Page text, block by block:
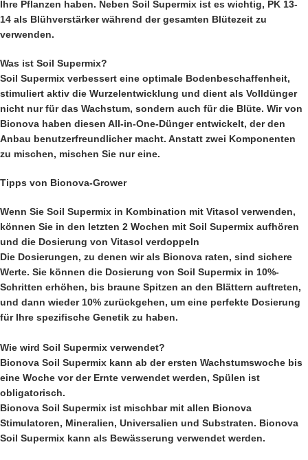
Ihre Pflanzen haben. Neben Soil Supermix ist es wichtig, PK 13-
14 als Blühverstärker während der gesamten Blütezeit zu
verwenden.
Was ist Soil Supermix?
Soil Supermix verbessert eine optimale Bodenbeschaffenheit,
stimuliert aktiv die Wurzelentwicklung und dient als Volldünger
nicht nur für das Wachstum, sondern auch für die Blüte. Wir von
Bionova haben diesen All-in-One-Dünger entwickelt, der den
Anbau benutzerfreundlicher macht. Anstatt zwei Komponenten
zu mischen, mischen Sie nur eine.
Tipps von Bionova-Grower
Wenn Sie Soil Supermix in Kombination mit Vitasol verwenden,
können Sie in den letzten 2 Wochen mit Soil Supermix aufhören
und die Dosierung von Vitasol verdoppeln
Die Dosierungen, zu denen wir als Bionova raten, sind sichere
Werte. Sie können die Dosierung von Soil Supermix in 10%-
Schritten erhöhen, bis braune Spitzen an den Blättern auftreten,
und dann wieder 10% zurückgehen, um eine perfekte Dosierung
für Ihre spezifische Genetik zu haben.
Wie wird Soil Supermix verwendet?
Bionova Soil Supermix kann ab der ersten Wachstumswoche bis
eine Woche vor der Ernte verwendet werden, Spülen ist
obligatorisch.
Bionova Soil Supermix ist mischbar mit allen Bionova
Stimulatoren, Mineralien, Universalien und Substraten. Bionova
Soil Supermix kann als Bewässerung verwendet werden.